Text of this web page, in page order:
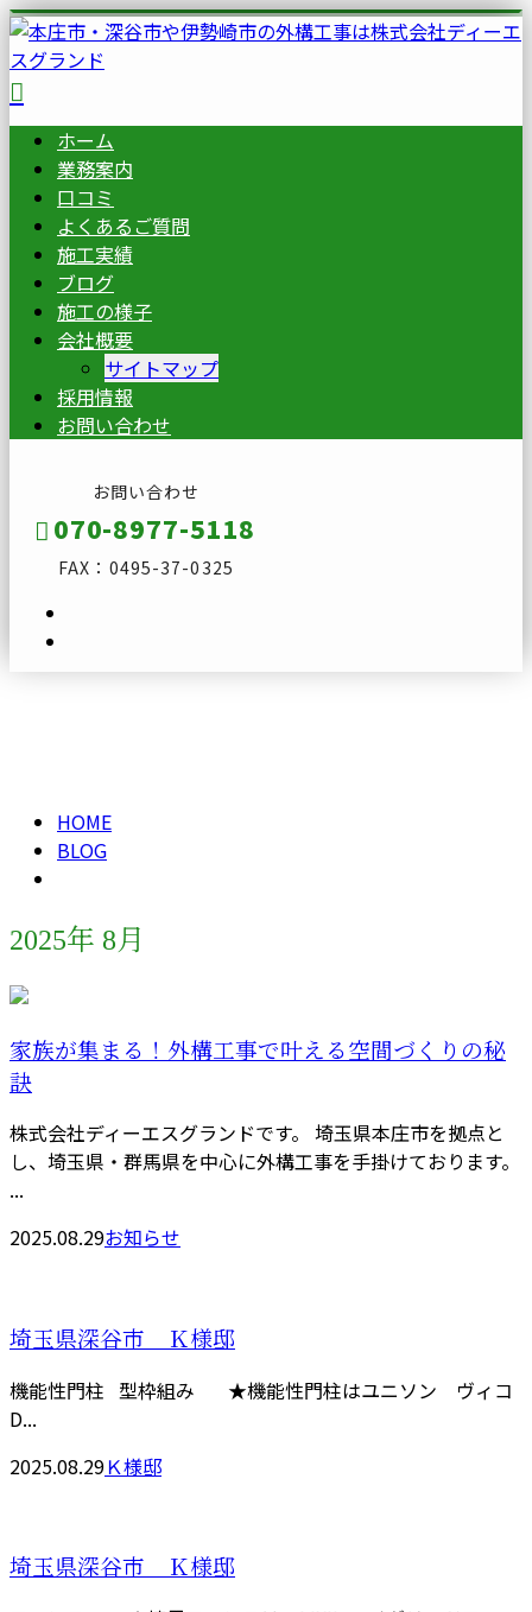
ホーム
業務案内
口コミ
よくあるご質問
施工実績
ブログ
施工の様子
会社概要
サイトマップ
採用情報
お問い合わせ
お問い合わせ
070-8977-5118
FAX：0495-37-0325
HOME
BLOG
2025年 8月
家族が集まる！外構工事で叶える空間づくりの秘
訣
株式会社ディーエスグランドです。 埼玉県本庄市を拠点と
し、埼玉県・群馬県を中心に外構工事を手掛けております。
...
2025.08.29お知らせ
埼玉県深谷市 Ｋ様邸
機能性門柱 型枠組み ★機能性門柱はユニソン ヴィコ
D...
2025.08.29Ｋ様邸
埼玉県深谷市 Ｋ様邸